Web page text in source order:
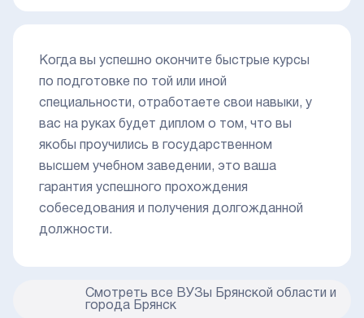
Когда вы успешно окончите быстрые курсы
по подготовке по той или иной
специальности, отработаете свои навыки, у
вас на руках будет диплом о том, что вы
якобы проучились в государственном
высшем учебном заведении, это ваша
гарантия успешного прохождения
собеседования и получения долгожданной
должности.
Смотреть все ВУЗы Брянской области и
города Брянск